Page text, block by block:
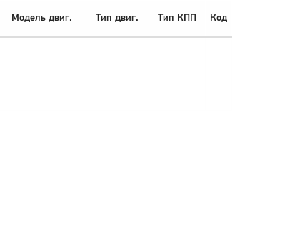
Модель двиг. Тип двиг. Тип КПП Код